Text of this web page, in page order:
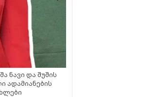
ნავი და შუშის
ადამიანების